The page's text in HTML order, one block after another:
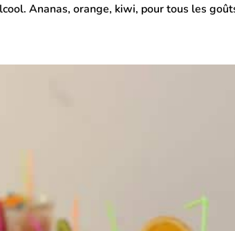
Ananas, orange, kiwi, pour tous les